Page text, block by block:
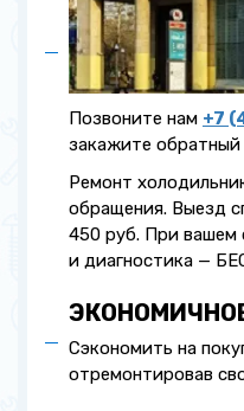
Позвоните нам +7
закажите обратный
Ремонт
обращения. Выезд
450 руб. При вашем
и диагностика —
Сэкономить на
отремонтировав